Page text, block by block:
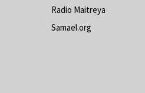
Radio Maitreya
Samael.org